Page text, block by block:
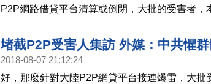
P2P網路借貸平台清算或倒閉，大批的受害者，
也就是八月六日，發起「萬人行動」，到北京上
共當局的，強力打壓。今天的頭條報導，帶您關
堵截P2P受害人集訪 外媒：中共懼
2018-08-07 21:12:24
好，那麼針對大陸P2P網貸平台接連爆雷，大批